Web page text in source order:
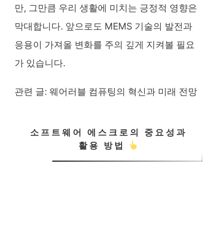
만, 그만큼 우리 생활에 미치는 긍정적 영향은
막대합니다. 앞으로도 MEMS 기술의 발전과
응용이 가져올 변화를 주의 깊게 지켜볼 필요
가 있습니다.
관련 글: 웨어러블 컴퓨팅의 혁신과 미래 전망
소프트웨어 에스크로의 중요성과
활용 방법